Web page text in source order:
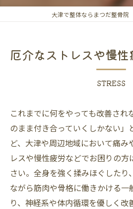
大津で整体ならまつだ整骨院
厄介なストレスや慢
STRESS
これまでに何をやっても改善され
のまま付き合っていくしかない」
ど、大津や周辺地域において痛み
レスや慢性疲労などでお困りの
さい。全身を強く揉みほぐしたり
ながら筋肉や骨格に働きかける一
り、神経系や体内循環を優しく改